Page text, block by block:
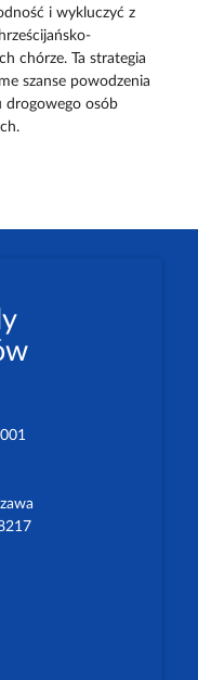
i wykluczyć z
chórze. Ta strategia
szanse powodzenia
drogowego osób